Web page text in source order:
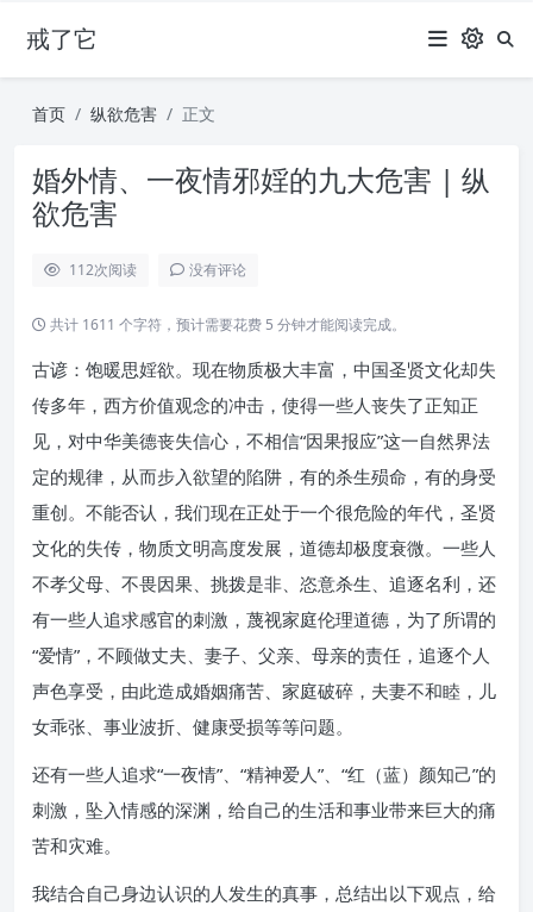
戒了它
首页 纵欲危害 正文
婚外情、一夜情邪婬的九大危害 | 纵
欲危害
112次阅读 没有评论
共计 1611 个字符，预计需要花费 5 分钟才能阅读完成。
古谚：饱暖思婬欲。现在物质极大丰富，中国圣贤文化却失
传多年，西方价值观念的冲击，使得一些人丧失了正知正
见，对中华美德丧失信心，不相信“因果报应”这一自然界法
定的规律，从而步入欲望的陷阱，有的杀生殒命，有的身受
重创。不能否认，我们现在正处于一个很危险的年代，圣贤
文化的失传，物质文明高度发展，道德却极度衰微。一些人
不孝父母、不畏因果、挑拨是非、恣意杀生、追逐名利，还
有一些人追求感官的刺激，蔑视家庭伦理道德，为了所谓的
“爱情”，不顾做丈夫、妻子、父亲、母亲的责任，追逐个人
声色享受，由此造成婚姻痛苦、家庭破碎，夫妻不和睦，儿
女乖张、事业波折、健康受损等等问题。
还有一些人追求“一夜情”、“精神爱人”、“红（蓝）颜知己”的
刺激，坠入情感的深渊，给自己的生活和事业带来巨大的痛
苦和灾难。
我结合自己身边认识的人发生的真事，总结出以下观点，给